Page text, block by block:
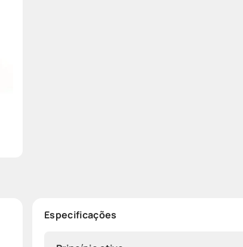
Especificações